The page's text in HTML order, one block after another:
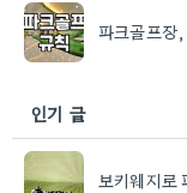
파크골프장
인기 글
보키웨지로